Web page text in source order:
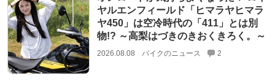
ヤルエンフィールド「ヒマラヤヒマラ
ヤ450」は空冷時代の「411」とは別
物!? ～高梨はづきのきおくきろく。～
2026.08.08 バイクのニュース 2